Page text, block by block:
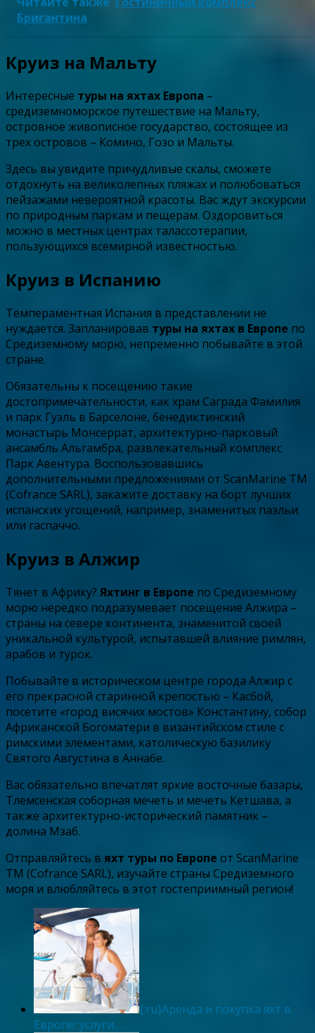
Бригантина
Круиз на Мальту
Интересные туры на яхтах Европа –
средиземноморское путешествие на Мальту,
островное живописное государство, состоящее из
трех островов – Комино, Гозо и Мальты.
Здесь вы увидите причудливые скалы, сможете
отдохнуть на великолепных пляжах и полюбоваться
пейзажами невероятной красоты. Вас ждут экскурсии
по природным паркам и пещерам. Оздоровиться
можно в местных центрах талассотерапии,
пользующихся всемирной известностью.
Круиз в Испанию
Темпераментная Испания в представлении не
нуждается. Запланировав туры на яхтах в Европе по
Средиземному морю, непременно побывайте в этой
стране.
Обязательны к посещению такие
достопримечательности, как храм Саграда Фамилия
и парк Гуэль в Барселоне, бенедиктинский
монастырь Монсеррат, архитектурно-парковый
ансамбль Альгамбра, развлекательный комплекс
Парк Авентура. Воспользовавшись
дополнительными предложениями от ScanMarine TM
(Cofrance SARL), закажите доставку на борт лучших
испанских угощений, например, знаменитых паэльи
или гаспаччо.
Круиз в Алжир
Тянет в Африку? Яхтинг в Европе по Средиземному
морю нередко подразумевает посещение Алжира –
страны на севере континента, знаменитой своей
уникальной культурой, испытавшей влияние римлян,
арабов и турок.
Побывайте в историческом центре города Алжир с
его прекрасной старинной крепостью – Касбой,
посетите «город висячих мостов» Константину, собор
Африканской Богоматери в византийском стиле с
римскими элементами, католическую базилику
Святого Августина в Аннабе.
Вас обязательно впечатлят яркие восточные базары,
Тлемсенская соборная мечеть и мечеть Кетшава, а
также архитектурно-исторический памятник –
долина Мзаб.
Отправляйтесь в яхт туры по Европе от ScanMarine
TM (Cofrance SARL), изучайте страны Средиземного
моря и влюбляйтесь в этот гостеприимный регион!
{:ru}Аренда и покупка яхт в
Европе: услуги…